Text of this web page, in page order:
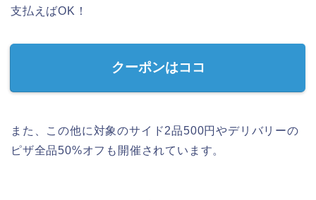
支払えばOK！
クーポンはココ
また、この他に対象のサイド2品500円やデリバリーの
ピザ全品50%オフも開催されています。